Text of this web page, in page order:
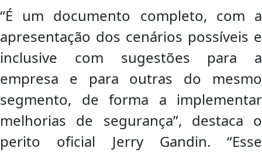
“É um documento completo, com a
apresentação dos cenários possíveis e
inclusive com sugestões para a
empresa e para outras do mesmo
segmento, de forma a implementar
melhorias de segurança”, destaca o
perito oficial Jerry Gandin. “Esse